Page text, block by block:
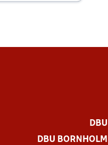
DBU
DBU BORNHOLM